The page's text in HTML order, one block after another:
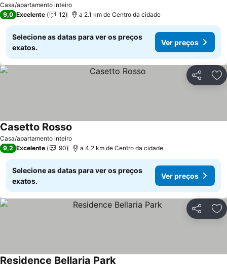
Casa/apartamento inteiro
9,0 Excelente 12 a 2.1 km de Centro da cidade
Selecione as datas para ver os preços
exatos.
Ver preços
Partilhar
Casa/apartamento inteiro
Casetto Rosso
9,2 Excelente 90 a 4.2 km de Centro da cidade
Selecione as datas para ver os preços
exatos.
Ver preços
Partilhar
Residence Bellaria Park